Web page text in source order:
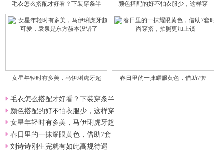
毛衣怎么搭配才好看？下装穿条半 颜色搭配的好不怕衣服少，这样穿
女星年轻时有多美，马伊琍虎牙超 春日里的一抹耀眼黄色，借助7套
毛衣怎么搭配才好看？下装穿条半
颜色搭配的好不怕衣服少，这样穿
女星年轻时有多美，马伊琍虎牙超
春日里的一抹耀眼黄色，借助7套
刘诗诗刚生完就有如此高规待遇！